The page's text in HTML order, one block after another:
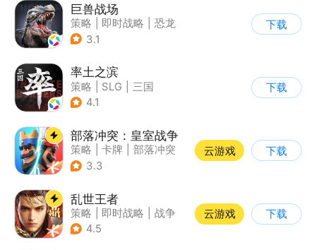
巨兽战场
策略 即时战略
恐龙
| 卡牌
3.1
下载
率土之滨
策略 SLG
三国
| 中国风
4.1
下载
部落冲突：皇室战争
策略 卡牌
部落冲突
| 卡通
3.3
云游戏 下载
乱世王者
策略 即时战略
战争
| 中国风
4.5
云游戏 下载